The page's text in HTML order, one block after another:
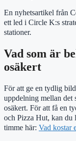
En nyhetsartikel från
ett led i Circle K:s
stationer.
Vad som är
osäkert
För att ge en tydlig
uppdelning mellan det
osäkert. För att få en
och Pizza Hut, kan du
timme här: Vad kostar